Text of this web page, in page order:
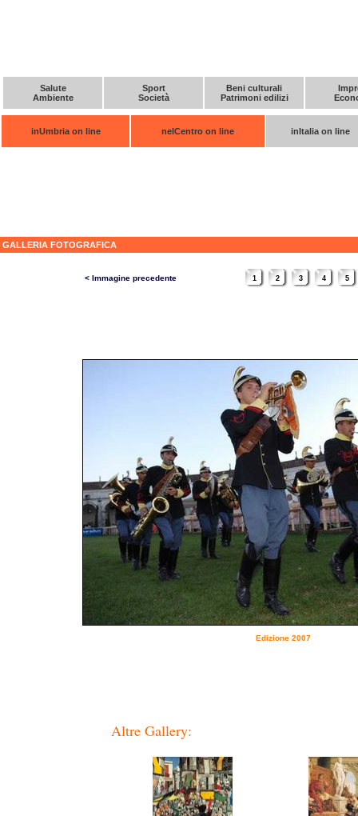
Salute
Ambiente
Sport
Società
Beni culturali
Patrimoni edilizi
inUmbria on line nelCentro on line inItalia on line
GALLERIA FOTOGRAFICA
< Immagine precedente 1 2 3 4 5
Edizione 2007
Altre Gallery: